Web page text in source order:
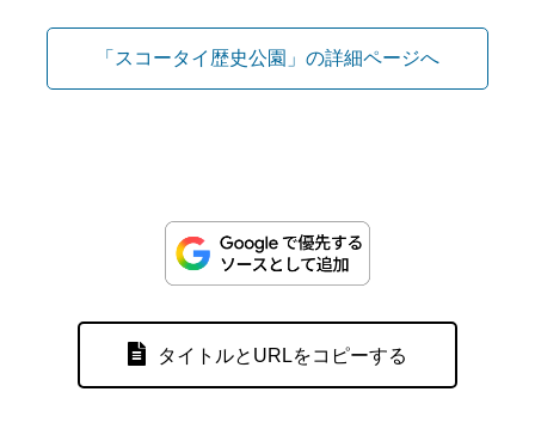
「スコータイ歴史公園」の詳細ページへ
タイトルとURLをコピーする